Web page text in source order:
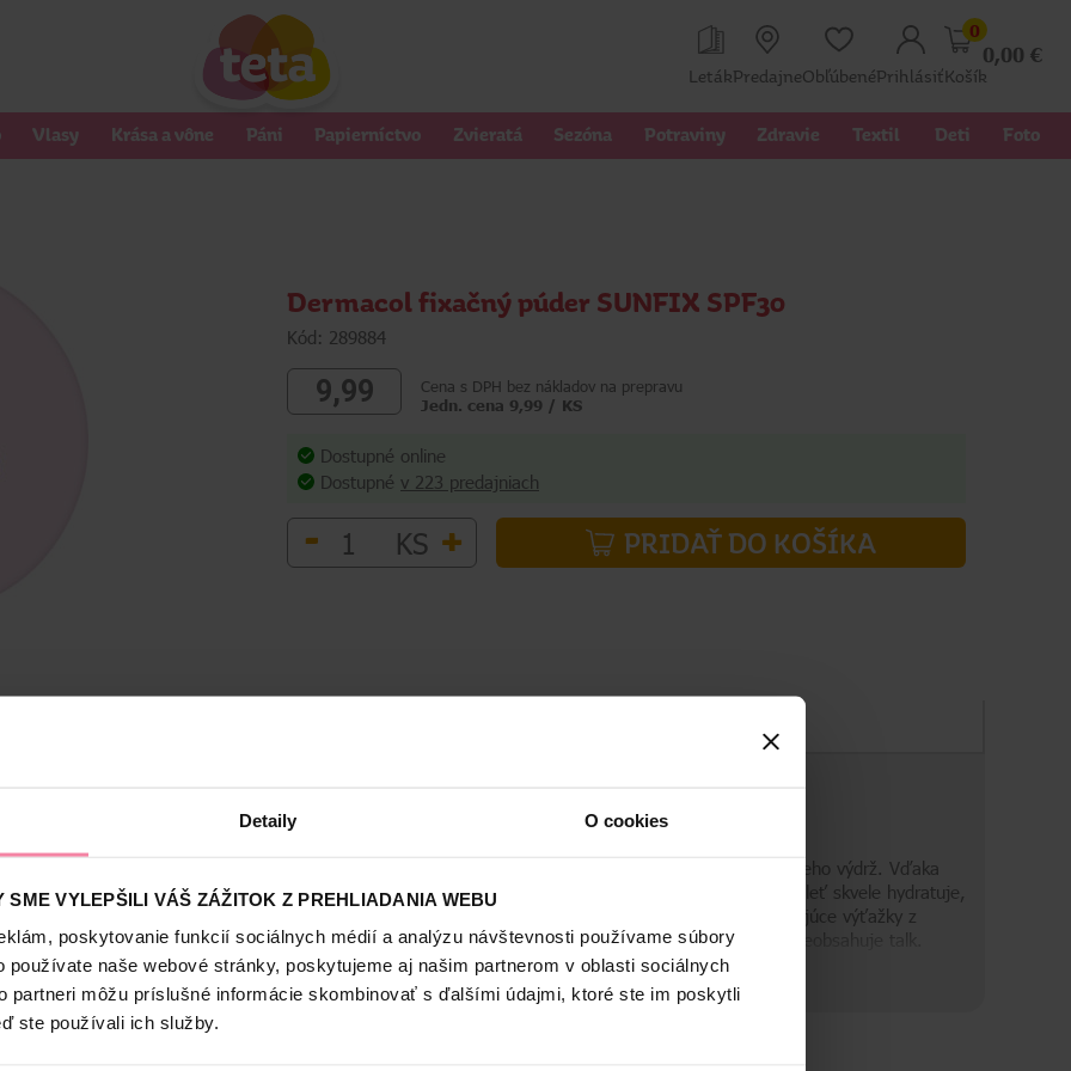
Detaily O cookies
SME VYLEPŠILI VÁŠ ZÁŽITOK Z PREHLIADANIA WEBU
poskytovanie funkcií sociálnych médií a analýzu návštevnosti používame súbory
používate naše webové stránky, poskytujeme aj našim partnerom v oblasti sociálnych
partneri môžu príslušné informácie skombinovať s ďalšími údajmi, ktoré ste im poskytli
ste používali ich služby.
LetákPredajneObľúbenéPrihlásiť
0
0,00 €
Košík
Vlasy Krása a vône Páni Papierníctvo Zvieratá Sezóna Potraviny Zdravie Textil Deti Foto
Dermacol fixačný púder SUNFIX SPF30
Kód: 289884
9,99
Cena s DPH bez nákladov na prepravu
Jedn. cena 9,99 / KS
Dostupné online
Dostupné v 223 predajniach
- KS + PRIDAŤ DO KOŠÍKA
skvelým pomocníkom pri dokončení líčenia. Jemne tónuje pleť, výborne fixuje make-up a predlžuje jeho výdrž. Vďaka
nežiadúcim vplyvom slnečného žiarenia. Sunfix púder s vysokým percentom kyseliny hyalurónovej pleť skvele hydratuje,
textúru a jeho zloženie nevysušuje pleť, naopak, dodáva jej prirodzený glow efekt. Obsahuje ošetrujúce výťažky z
má upokojujúce účinky. Púder má vegánske zloženie a obsahuje viac ako 95 % prírodných zložiek. Neobsahuje talk.
jednoduchú aplikáciu.